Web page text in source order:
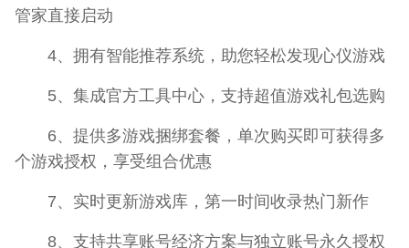
管家直接启动
4、拥有智能推荐系统，助您轻松发现心仪游戏
5、集成官方工具中心，支持超值游戏礼包选购
6、提供多游戏捆绑套餐，单次购买即可获得多
个游戏授权，享受组合优惠
7、实时更新游戏库，第一时间收录热门新作
8、支持共享账号经济方案与独立账号永久授权